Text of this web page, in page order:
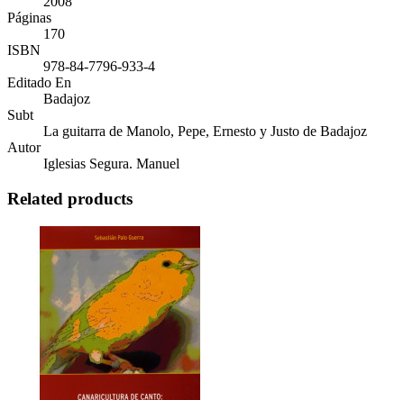
Páginas
170
ISBN
978-84-7796-933-4
Editado En
Badajoz
Subt
La guitarra de Manolo, Pepe, Ernesto y Justo de Badajoz
Autor
Iglesias Segura. Manuel
Related products